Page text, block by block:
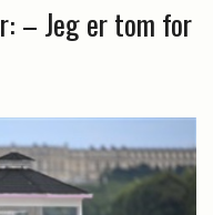
– Jeg er tom for